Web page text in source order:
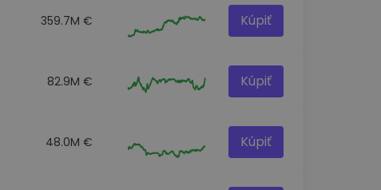
359.7M € Kúpiť
82.9M € Kúpiť
48.0M € Kúpiť